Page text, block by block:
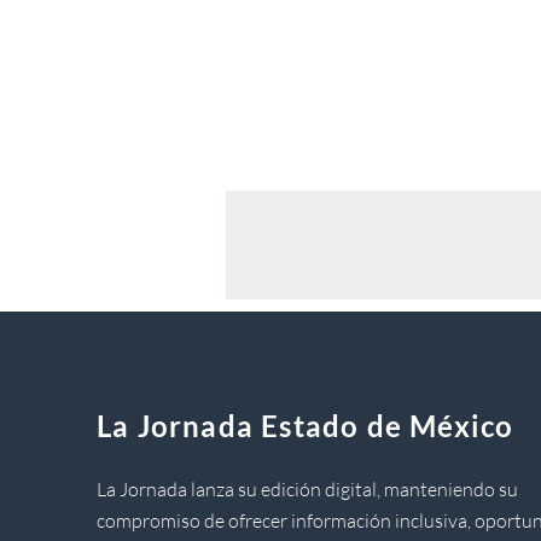
La Jornada Estado de México
La Jornada lanza su edición digital, manteniendo su
compromiso de ofrecer información inclusiva,